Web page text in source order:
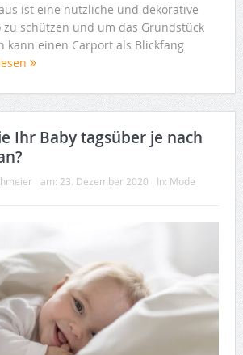
ist eine nützliche und dekorative
zu schützen und um das Grundstück
kann einen Carport als Blickfang
Ihr Baby tagsüber je nach
am: 23. Dezember 2020 In: Mode